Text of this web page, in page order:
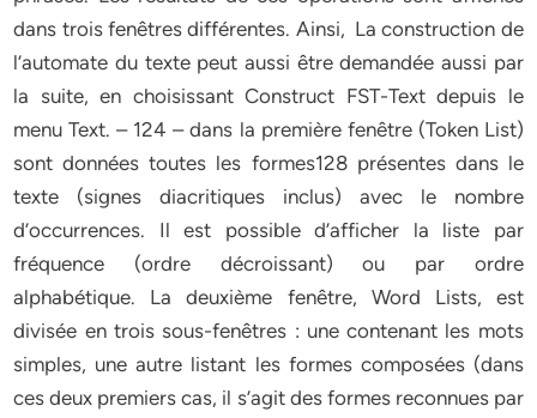
dans trois fenêtres différentes. Ainsi, La construction de
l’automate du texte peut aussi être demandée aussi par
la suite, en choisissant Construct FST-Text depuis le
menu Text. – 124 – dans la première fenêtre (Token List)
sont données toutes les formes128 présentes dans le
texte (signes diacritiques inclus) avec le nombre
d’occurrences. Il est possible d’afficher la liste par
fréquence (ordre décroissant) ou par ordre
alphabétique. La deuxième fenêtre, Word Lists, est
divisée en trois sous-fenêtres : une contenant les mots
simples, une autre listant les formes composées (dans
ces deux premiers cas, il s’agit des formes reconnues par